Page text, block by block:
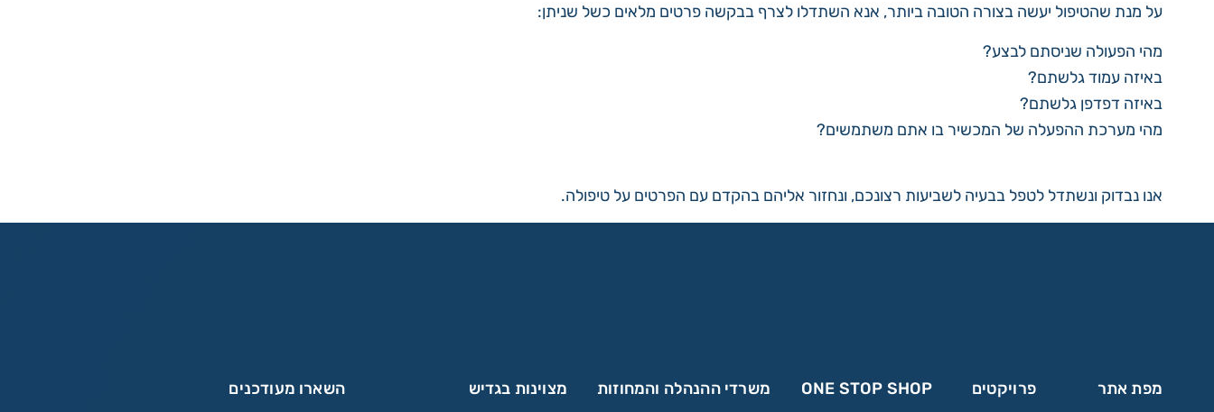
על מנת שהטיפול יעשה בצורה הטובה ביותר, אנא השתדלו לצרף בבקשה פרטים מלאים כשל שניתן:
מהי הפעולה שניסתם לבצע?
באיזה עמוד גלשתם?
באיזה דפדפן גלשתם?
מהי מערכת ההפעלה של המכשיר בו אתם משתמשים?
אנו נבדוק ונשתדל לטפל בבעיה לשביעות רצונכם, ונחזור אליהם בהקדם עם הפרטים על טיפולה.
מפת אתר פרויקטים ONE STOP SHOP משרדי ההנהלה והמחוזות מצוינות בגדיש השארו מעודכנים